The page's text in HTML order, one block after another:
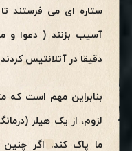
ستاره ای می فرستند تا
آسیب بزنند ( دعوا و
دقیقا در آتلانتیس
بنابراین مهم است که
لزوم، از یک هیلر
ما پاک کند. اگر چنین